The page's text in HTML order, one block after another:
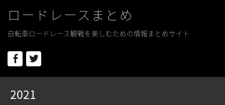
ロードレースまとめ
自転車ロードレース観戦を楽しむための情報まとめサイト
Facebook
2021